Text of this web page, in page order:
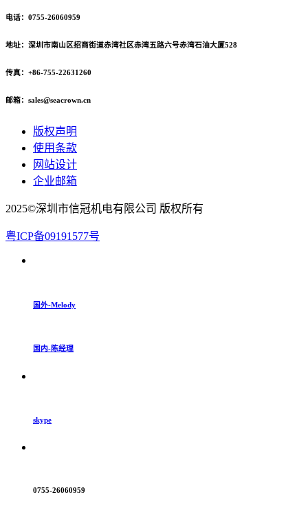
电话：0755-26060959
地址：深圳市南山区招商街道赤湾社区赤湾五路六号赤湾石油大厦528
传真：+86-755-22631260
邮箱：sales@seacrown.cn
版权声明
使用条款
网站设计
企业邮箱
2025©深圳市信冠机电有限公司 版权所有
粤ICP备09191577号
国外-Melody
国内-陈经理
skype
0755-26060959